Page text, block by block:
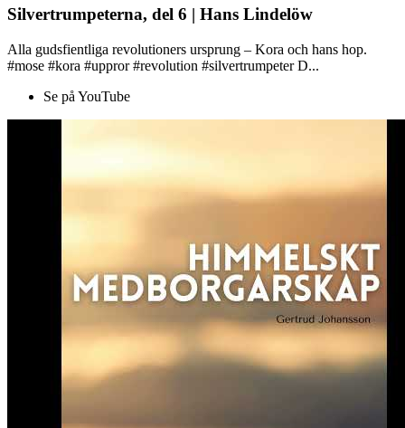
Silvertrumpeterna, del 6 | Hans Lindelöw
Alla gudsfientliga revolutioners ursprung – Kora och hans hop.
#mose #kora #uppror #revolution #silvertrumpeter D...
Se på YouTube